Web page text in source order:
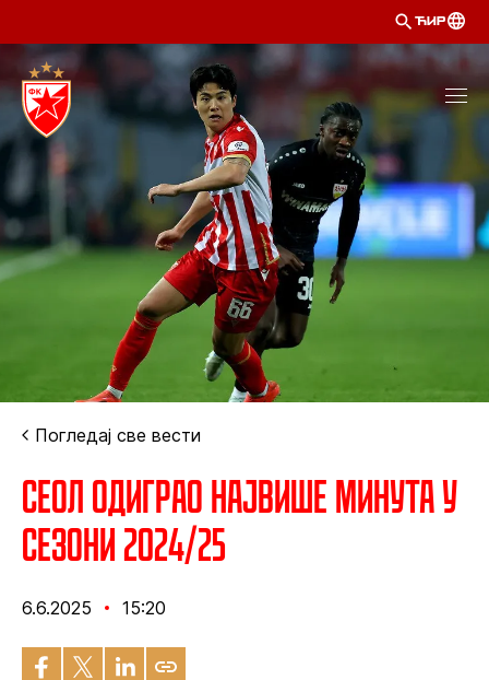
ЋИР
Погледај све вести
Сеол одиграо највише минута у
сезони 2024/25
6.6.2025 15:20